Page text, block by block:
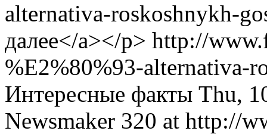
alternativa-roskoshnykh-
далее</a></p> http://
%E2%80%93-alternativa-
Интересные факты Thu,
Newsmaker 320 at http://